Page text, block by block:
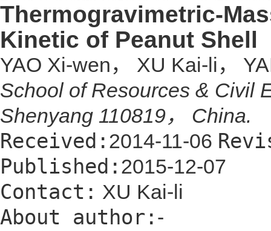
Thermogravimetric-
Kinetic of Peanut Shell
YAO Xi-wen， XU Kai-li，
School of Resources & Civil
Shenyang 110819， China.
Received: 2014-11-06
Published: 2015-12-07
Contact: XU Kai-li
About author: -